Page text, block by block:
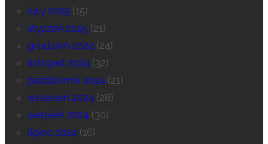
luty 2025(15)
styczeń 2025(21)
grudzień 2024(24)
listopad 2024(32)
październik 2024(21)
wrzesień 2024(28)
sierpień 2024(30)
lipiec 2024(16)